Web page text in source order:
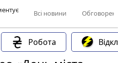
Всі новини
Робота